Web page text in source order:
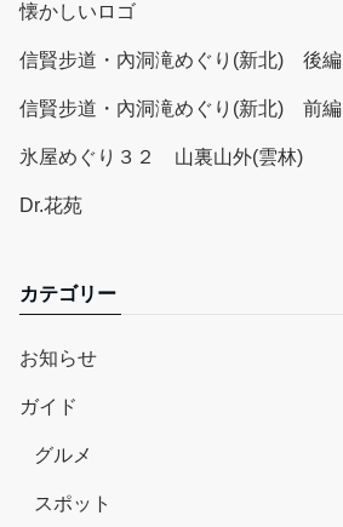
懐かしいロゴ
信賢步道・內洞滝めぐり(新北) 後編
信賢步道・內洞滝めぐり(新北) 前編
氷屋めぐり３２ 山裏山外(雲林)
Dr.花苑
カテゴリー
お知らせ
ガイド
グルメ
スポット